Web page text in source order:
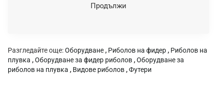
Продължи
Разгледайте още:Оборудване , Риболов на фидер , Риболов на
плувка ,Оборудване за фидер риболов ,Оборудване за
риболов на плувка , Видове риболов ,Футери